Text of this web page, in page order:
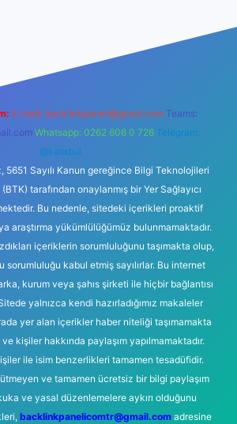
E-mail: backlinkpaneli@gmail.com Teams:
Whatsapp: 0262 606 0 726 Telegram:
@karabul
5651 Sayılı Kanun gereğince Bilgi Teknolojileri
tarafından onaylanmış bir Yer Sağlayıcı
Bu nedenle, sitedeki içerikleri proaktif
araştırma yükümlülüğümüz bulunmamaktadır.
içeriklerin sorumluluğunu taşımakta olup,
sorumluluğu kabul etmiş sayılırlar. Bu internet
kurum veya şahıs şirketi ile hiçbir bağlantısı
yalnızca kendi hazırladığımız makaleler
yer alan içerikler haber niteliği taşımamakta
kişiler hakkında paylaşım yapılmamaktadır.
ile isim benzerlikleri tamamen tesadüfidir.
ve tamamen ücretsiz bir bilgi paylaşım
ve yasal düzenlemelere aykırı olduğunu
backlinkpanelicomtr@gmail.comadresine